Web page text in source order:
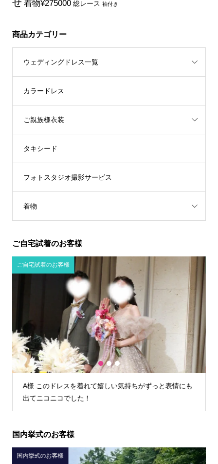
せ 着物¥275000 総レース 袖付き
商品カテゴリー
ウェディングドレス一覧
カラードレス
ご親族様衣装
タキシード
フォトスタジオ撮影サービス
着物
ご自宅試着のお客様
K様 TIG dressさんでウェディングドレスを借りて本当
によかったです！
ご自宅試着のお客様
1 2 3
国内挙式のお客様
国内挙式のお客様